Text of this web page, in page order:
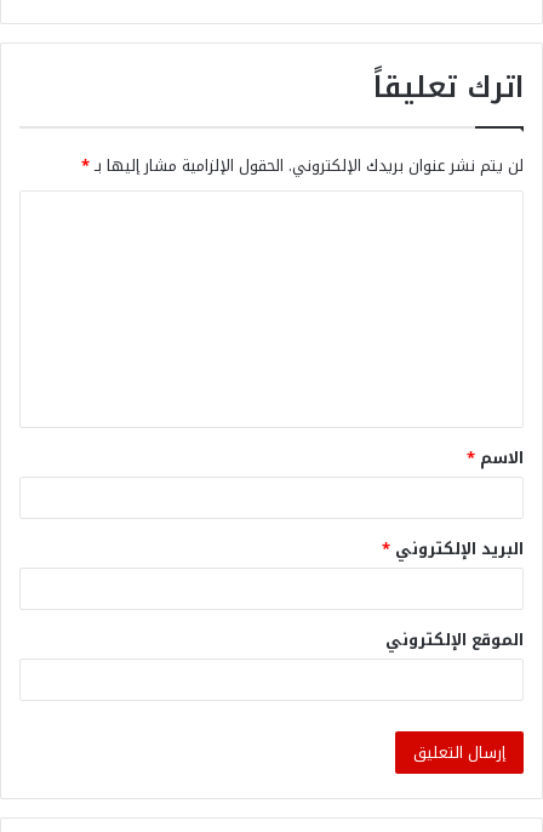
اترك تعليقاً
لن يتم نشر عنوان بريدك الإلكتروني. الحقول الإلزامية مشار إليها بـ*
الاسم *
البريد الإلكتروني *
الموقع الإلكتروني